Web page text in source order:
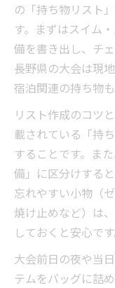
の「持ち物リスト
す。まずはスイム
備を書き出し、チ
長野県の大会は現
宿泊関連の持ち物
リスト作成のコツ
載されている「持
することです。ま
備」に区分けする
忘れやすい小物（
焼け止めなど）は
しておくと安心です
大会前日の夜や当
テムをバッグに詰